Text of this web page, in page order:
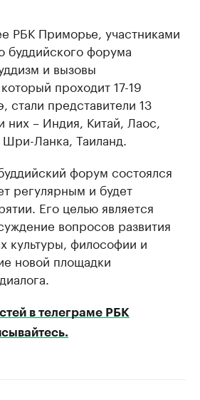
РБК Приморье, участниками
буддийского форума
и вызовы
проходит 17-19
стали представители 13
них – Индия, Китай, Лаос,
Ланка, Таиланд.
форум состоялся
регулярным и будет
Его целью является
вопросов развития
культуры, философии и
новой площадки
в телеграме РБК